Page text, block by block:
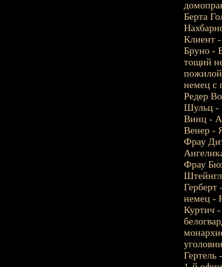
Берта
Клиент
Бруно -
тощий
немец с
Редер
Шульц -
Винц -
Венер -
Фрау
Фрау
немец -
Куртич -
Гертель